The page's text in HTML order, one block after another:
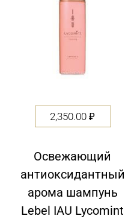
2,350.00₽
Освежающий
антиоксидантный
арома шампунь
Lebel IAU Lycomint